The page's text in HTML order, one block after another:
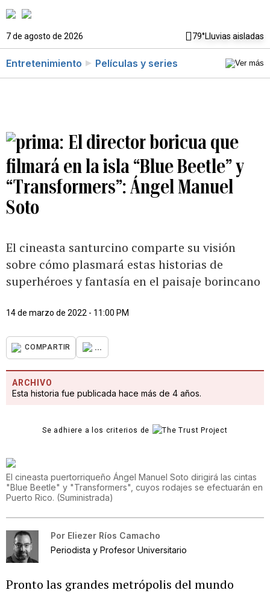
7 de agosto de 2026 79°Lluvias aisladas
Entretenimiento Películas y series
El director boricua que
filmará en la isla “Blue Beetle” y
“Transformers”: Ángel Manuel
Soto
El cineasta santurcino comparte su visión
sobre cómo plasmará estas historias de
superhéroes y fantasía en el paisaje borincano
14 de marzo de 2022 - 11:00 PM
COMPARTIR ...
ARCHIVO
Esta historia fue publicada hace más de 4 años.
Se adhiere a los criterios de
El cineasta puertorriqueño Ángel Manuel Soto dirigirá las cintas
"Blue Beetle" y "Transformers", cuyos rodajes se efectuarán en
Puerto Rico. (Suministrada)
Por Eliezer Ríos Camacho
Periodista y Profesor Universitario
Pronto las grandes metrópolis del mundo